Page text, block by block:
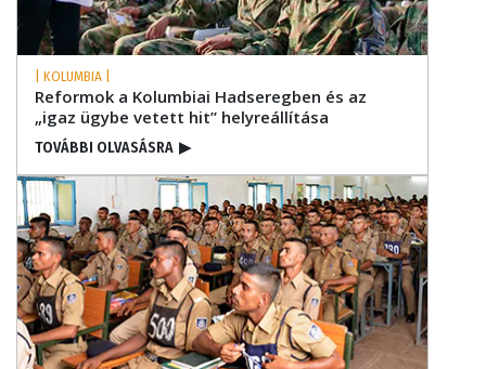
| KOLUMBIA |
Reformok a Kolumbiai Hadseregben és az
„igaz ügybe vetett hit” helyreállítása
TOVÁBBI OLVASÁSRA ▶